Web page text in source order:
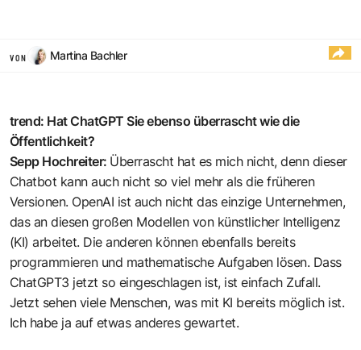
VON Martina Bachler
trend: Hat ChatGPT Sie ebenso überrascht wie die
Öffentlichkeit?
Sepp Hochreiter: Überrascht hat es mich nicht, denn dieser
Chatbot kann auch nicht so viel mehr als die früheren
Versionen. OpenAI ist auch nicht das einzige Unternehmen,
das an diesen großen Modellen von künstlicher Intelligenz
(KI) arbeitet. Die anderen können ebenfalls bereits
programmieren und mathematische Aufgaben lösen. Dass
ChatGPT3 jetzt so eingeschlagen ist, ist einfach Zufall.
Jetzt sehen viele Menschen, was mit KI bereits möglich ist.
Ich habe ja auf etwas anderes gewartet.